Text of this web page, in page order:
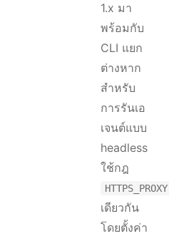
1.x มา
พร้อมกับ
CLI แยก
ต่างหาก
สำหรับ
การรันเอ
เจนต์แบบ
headless
ใช้กฎ
HTTPS_PROXY
เดียวกัน
โดยตั้งค่า